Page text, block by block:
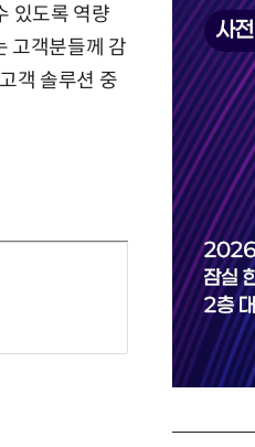
있도록 역량
고객분들께 감
객 솔루션 중